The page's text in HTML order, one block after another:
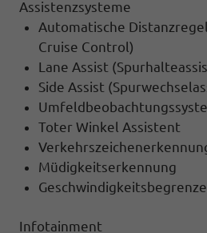
Assistenzsysteme
Automatische
Cruise Control)
Lane Assist
Side Assist
Toter Winkel Assistent
Müdigkeitserkennung
Infotainment